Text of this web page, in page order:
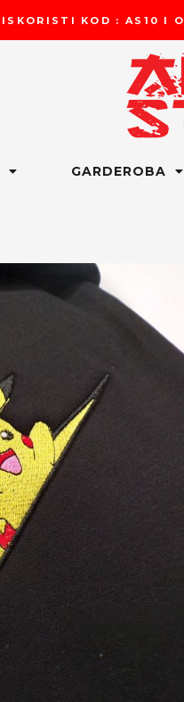
ISKORISTI KOD : AS10 I
GARDEROBA